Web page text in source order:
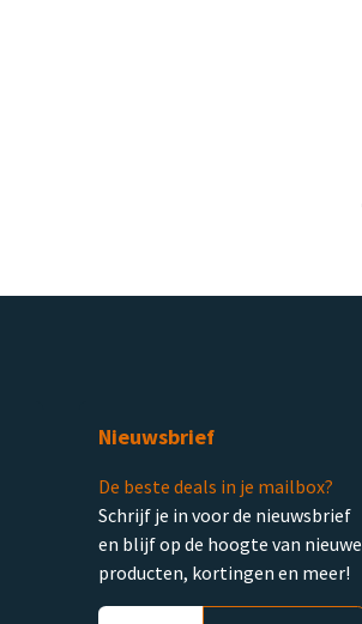
Nieuwsbrief
De beste deals in je mailbox?
Schrijf je in voor de nieuwsbrief
en blijf op de hoogte van nieuwe
producten, kortingen en meer!